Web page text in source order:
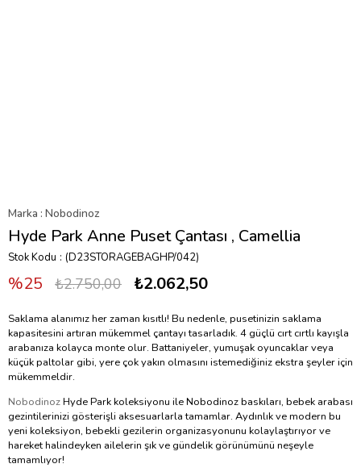
Marka : Nobodinoz
Hyde Park Anne Puset Çantası , Camellia
Stok Kodu (D23STORAGEBAGHP/042)
25 ₺2.750,00 ₺2.062,50
Saklama alanımız her zaman kısıtlı! Bu nedenle, pusetinizin saklama
kapasitesini artıran mükemmel çantayı tasarladık. 4 güçlü cırt cırtlı kayışla
arabanıza kolayca monte olur. Battaniyeler, yumuşak oyuncaklar veya
küçük paltolar gibi, yere çok yakın olmasını istemediğiniz ekstra şeyler için
mükemmeldir.
NobodinozHyde Park koleksiyonu ile Nobodinoz baskıları, bebek arabası
gezintilerinizi gösterişli aksesuarlarla tamamlar. Aydınlık ve modern bu
yeni koleksiyon, bebekli gezilerin organizasyonunu kolaylaştırıyor ve
hareket halindeyken ailelerin şık ve gündelik görünümünü neşeyle
tamamlıyor!